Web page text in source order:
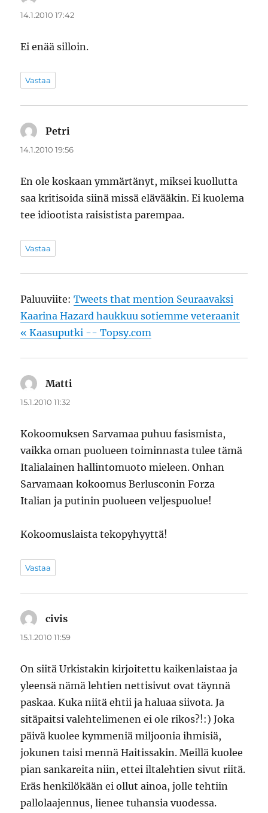
14.1.2010 17:42
Ei enää silloin.
Vastaa
Petri
14.1.2010 19:56
En ole koskaan ymmärtänyt, miksei kuollutta
saa kritisoida siinä missä elävääkin. Ei kuolema
tee idiootista raisistista parempaa.
Vastaa
Paluuviite:Tweets that mention Seuraavaksi
Kaarina Hazard haukkuu sotiemme veteraanit
« Kaasuputki -- Topsy.com
Matti
15.1.2010 11:32
Kokoomuksen Sarvamaa puhuu fasismista,
vaikka oman puolueen toiminnasta tulee tämä
Italialainen hallintomuoto mieleen. Onhan
Sarvamaan kokoomus Berlusconin Forza
Italian ja putinin puolueen veljespuolue!
Kokoomuslaista tekopyhyyttä!
Vastaa
civis
15.1.2010 11:59
On siitä Urkistakin kirjoitettu kaikenlaistaa ja
yleensä nämä lehtien nettisivut ovat täynnä
paskaa. Kuka niitä ehtii ja haluaa siivota. Ja
sitäpaitsi valehtelimenen ei ole rikos?!:) Joka
päivä kuolee kymmeniä miljoonia ihmisiä,
jokunen taisi mennä Haitissakin. Meillä kuolee
pian sankareita niin, ettei iltalehtien sivut riitä.
Eräs henkilökään ei ollut ainoa, jolle tehtiin
pallolaajennus, lienee tuhansia vuodessa.